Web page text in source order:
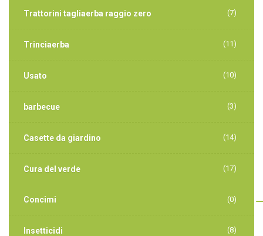
Trattorini tagliaerba raggio zero (7)
Trinciaerba (11)
Usato (10)
barbecue (3)
Casette da giardino (14)
Cura del verde (17)
Concimi (0)
Insetticidi (8)